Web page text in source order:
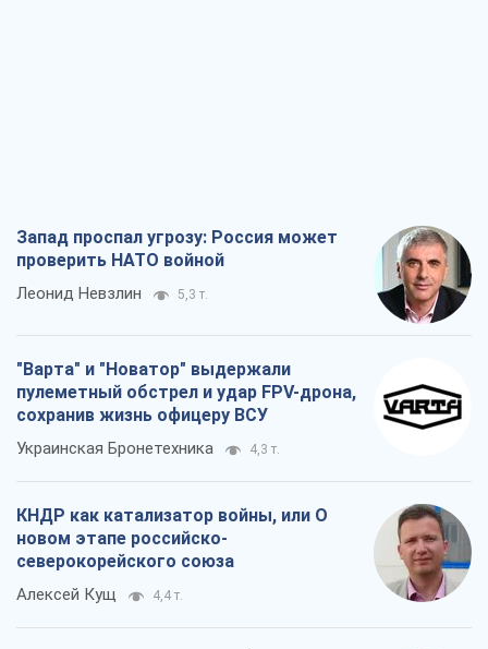
Запад проспал угрозу: Россия может
проверить НАТО войной
Леонид Невзлин 5,3 т.
"Варта" и "Новатор" выдержали
пулеметный обстрел и удар FPV-дрона,
сохранив жизнь офицеру ВСУ
Украинская Бронетехника 4,3 т.
КНДР как катализатор войны, или О
новом этапе российско-
северокорейского союза
Алексей Кущ 4,4 т.